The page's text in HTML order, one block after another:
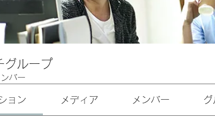
グループ
バー
ョン メディア メンバー グ